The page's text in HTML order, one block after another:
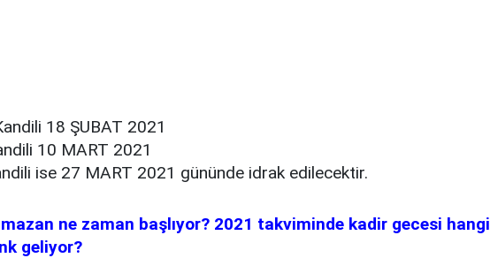
18 ŞUBAT 2021
10 MART 2021
ise 27 MART 2021 gününde idrak edilecektir.
ne zaman başlıyor? 2021 takviminde kadir gecesi hangi
geliyor?